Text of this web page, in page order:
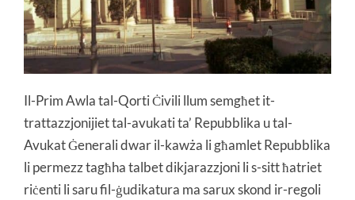
Il-Prim Awla tal-Qorti Ċivili llum semgħet it-
trattazzjonijiet tal-avukati ta’ Repubblika u tal-
Avukat Ġenerali dwar il-kawża li għamlet Repubblika
li permezz tagħha talbet dikjarazzjoni li s-sitt ħatriet
riċenti li saru fil-ġudikatura ma sarux skond ir-regoli